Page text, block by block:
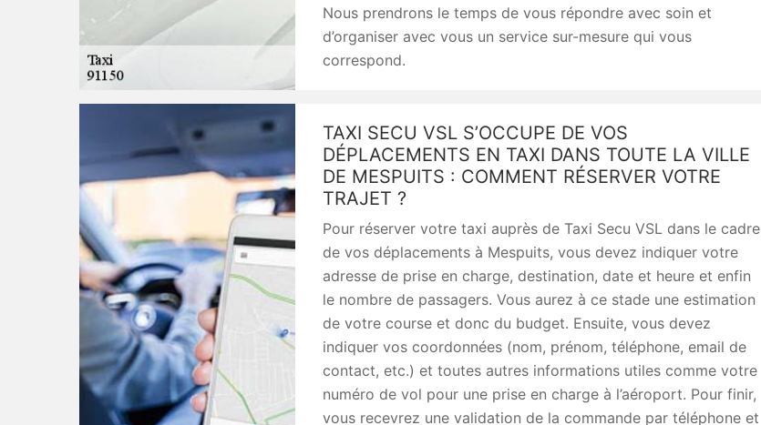
Nous prendrons le temps de vous répondre avec soin et
d’organiser avec vous un service sur-mesure qui vous
correspond.
TAXI SECU VSL S’OCCUPE DE VOS
DÉPLACEMENTS EN TAXI DANS TOUTE LA VILLE
DE MESPUITS : COMMENT RÉSERVER VOTRE
TRAJET ?
Pour réserver votre taxi auprès de Taxi Secu VSL dans le cadre
de vos déplacements à Mespuits, vous devez indiquer votre
adresse de prise en charge, destination, date et heure et enfin
le nombre de passagers. Vous aurez à ce stade une estimation
de votre course et donc du budget. Ensuite, vous devez
indiquer vos coordonnées (nom, prénom, téléphone, email de
contact, etc.) et toutes autres informations utiles comme votre
numéro de vol pour une prise en charge à l’aéroport. Pour finir,
vous recevrez une validation de la commande par téléphone et